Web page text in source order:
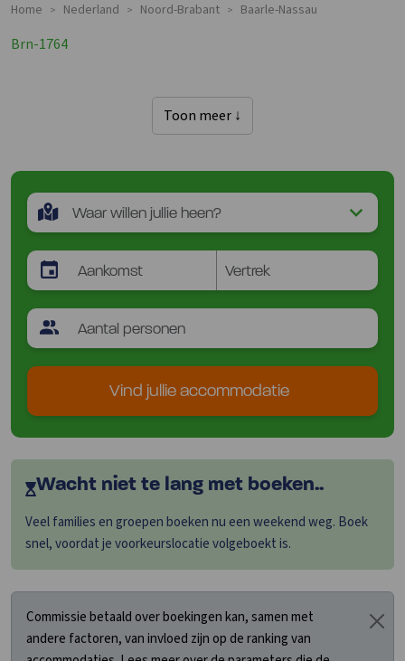
Home > Nederland > Noord-Brabant > Baarle-Nassau
Brn-1764
Toon meer ↓
Vind jullie accommodatie
Wacht niet te lang met boeken..
Veel families en groepen boeken nu een weekend weg. Boek
snel, voordat je voorkeurslocatie volgeboekt is.
Commissie betaald over boekingen kan, samen met
andere factoren, van invloed zijn op de ranking van